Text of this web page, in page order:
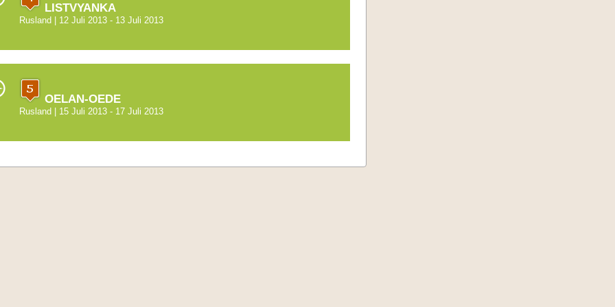
LISTVYANKA
Rusland | 12 Juli 2013 - 13 Juli 2013
OELAN-OEDE
Rusland | 15 Juli 2013 - 17 Juli 2013